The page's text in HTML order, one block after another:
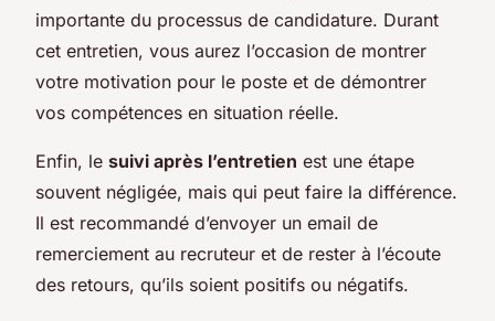
importante du processus de candidature. Durant
cet entretien, vous aurez l’occasion de montrer
votre motivation pour le poste et de démontrer
vos compétences en situation réelle.
Enfin, le suivi après l’entretien est une étape
souvent négligée, mais qui peut faire la différence.
Il est recommandé d’envoyer un email de
remerciement au recruteur et de rester à l’écoute
des retours, qu’ils soient positifs ou négatifs.